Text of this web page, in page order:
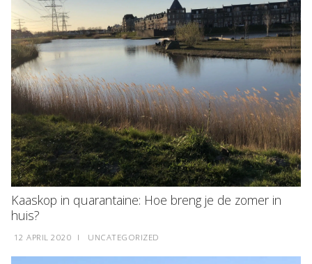
Kaaskop in quarantaine: Hoe breng je de zomer in
huis?
12 APRIL 2020 I UNCATEGORIZED